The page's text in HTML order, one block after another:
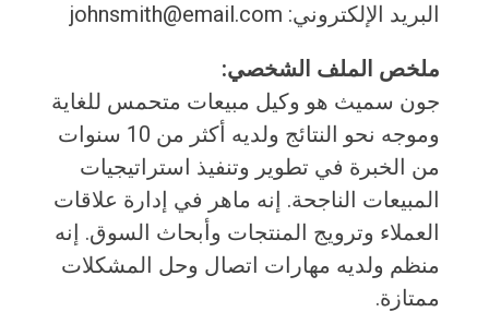
البريد الإلكتروني: johnsmith@email.com
ملخص الملف الشخصي:
جون سميث هو وكيل مبيعات متحمس للغاية
وموجه نحو النتائج ولديه أكثر من 10 سنوات
من الخبرة في تطوير وتنفيذ استراتيجيات
المبيعات الناجحة. إنه ماهر في إدارة علاقات
العملاء وترويج المنتجات وأبحاث السوق. إنه
منظم ولديه مهارات اتصال وحل المشكلات
ممتازة.